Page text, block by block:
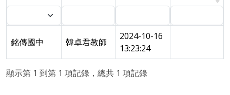
銘傳國中 韓卓君教師
2024-10-16
13:23:24
顯示第 1 到第 1 項記錄，總共 1 項記錄